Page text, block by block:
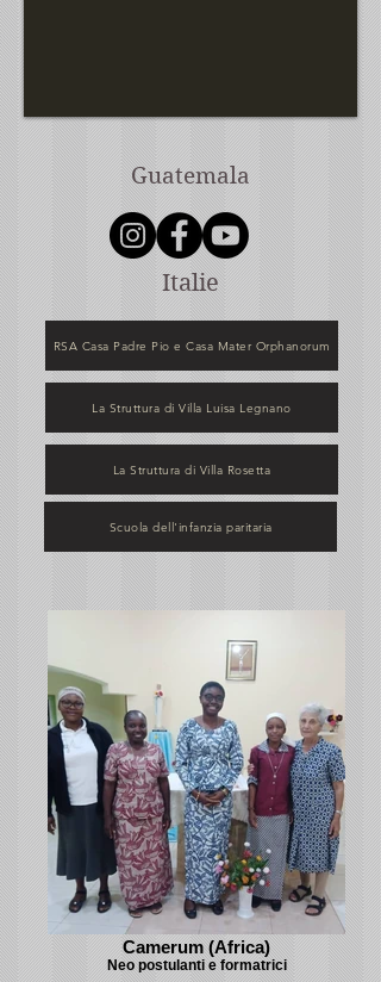
Guatemala
Italie
RSA Casa Padre Pio e Casa Mater Orphanorum
La Struttura di Villa Luisa Legnano
La Struttura di Villa Rosetta
Scuola dell'infanzia paritaria
Camerum (Africa)
Neo postulanti e formatrici